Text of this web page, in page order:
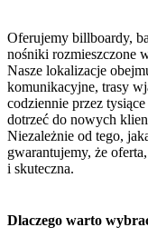
Oferujemy billboardy,
nośniki rozmieszczone
Nasze lokalizacje
komunikacyjne, trasy
codziennie przez
dotrzeć do nowych
Niezależnie od tego,
gwarantujemy, że
i skuteczna.
Dlaczego warto